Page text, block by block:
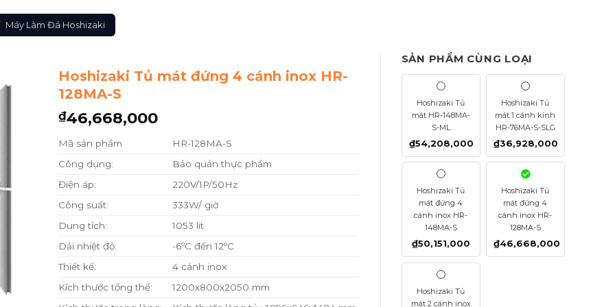
Máy Làm Đá Hoshizaki
Hoshizaki Tủ mát đứng 4 cánh inox HR-
128MA-S
₫46,668,000
Mã sản phẩm
HR-128MA-S
Công dụng:
Bảo quản thực phẩm
Điện áp:
220V/1P/50Hz
Công suất:
333W/ giờ
Dung tích:
1053 lit
Dải nhiệt độ:
-6ºC đến 12ºC
Thiết kế:
4 cánh inox
Kích thước tổng thể:
1200x800x2050 mm
SẢN PHẨM CÙNG LOẠI
Hoshizaki Tủ
mát HR-148MA-
S-ML
₫54,208,000
Hoshizaki Tủ
mát 1 cánh kính
HR-76MA-S-SLG
₫36,928,000
Hoshizaki Tủ
mát đứng 4
cánh inox HR-
148MA-S
₫50,151,000
Hoshizaki Tủ
mát đứng 4
cánh inox HR-
128MA-S
₫46,668,000
Hoshizaki Tủ
mát 2 cánh inox